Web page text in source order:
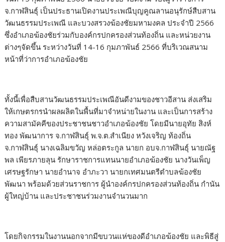
จ.กาฬสินธุ์ เป็นประธานเปิดงานประเพณีบุญคูณลานอนุรักษ์สืบสาน
วัฒนธรรมประเพณี และบวงสรวงฆ้องชัยมหามงคล ประจำปี 2566
ซึ่งอำเภอฆ้องชัยร่วมกับองค์กรปกครองส่วนท้องถิ่น และหน่วยงาน
ต่างๆจัดขึ้น ระหว่างวันที่ 14-16 กุมภาพันธ์ 2566 ที่บริเวณสนาม
หน้าที่ว่าการอำเภอฆ้องชัย
ทั้งนี้เพื่อสืบสานวัฒนธรรมประเพณีอันดีงามของชาวอีสาน ส่งเสริม
ให้เกษตรกรนำผลผลิตในพื้นที่มาจำหน่ายในงาน และเป็นการสร้าง
ความสามัคคีของประชาชนชาวอำเภอฆ้องชัย โดยมีนายอุทัย สิงห์
ทอง พัฒนาการ จ.กาฬสินธุ์ พ.จ.ต.สำเนียง หวังเจริญ ท้องถิ่น
จ.กาฬสินธุ์ นางเฉลิมขวัญ หล่อตระกูล นายก อบจ.กาฬสินธุ์ นายณัฐ
พล เพียรภายลุน รักษาราชการแทนนายอำเภอฆ้องชัย นางวันเพ็ญ
เศรษฐรักษา นายอำนาจ อำภะวา นายกเทศมนตรีตำบลฆ้องชัย
พัฒนา พร้อมด้วยส่วนราชการ ผู้นำองค์กรปกครองส่วนท้องถิ่น กำนัน
ผู้ใหญ่บ้าน และประชาชนร่วมงานจำนวนมาก
โดยกิจกรรมในงานนอกจากมีขบวนแห่ของดีอำเภอฆ้องชัย และพิธีสู่